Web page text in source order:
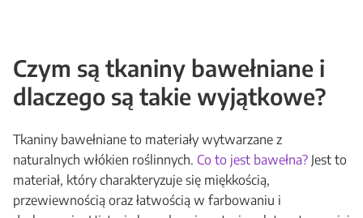
Czym są tkaniny bawełniane i
dlaczego są takie wyjątkowe?
Tkaniny bawełniane to materiały wytwarzane z
naturalnych włókien roślinnych. Co to jest bawełna? Jest to
materiał, który charakteryzuje się miękkością,
przewiewnością oraz łatwością w farbowaniu i